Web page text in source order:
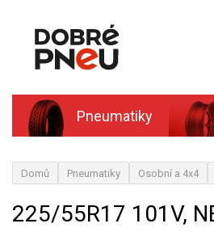
Pneumatiky
Domů Pneumatiky Osobní a 4x4
225/55R17 101V,